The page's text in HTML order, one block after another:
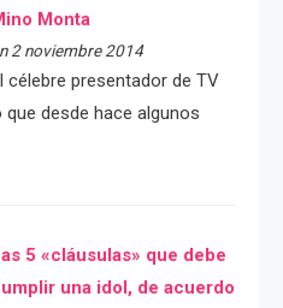
Monta
2 noviembre 2014
célebre presentador de TV
desde hace algunos
5 «cláusulas» que debe
una idol, de acuerdo